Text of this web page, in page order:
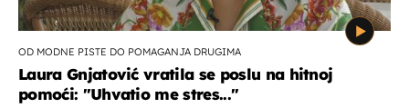
OD MODNE PISTE DO POMAGANJA DRUGIMA
Laura Gnjatović vratila se poslu na hitnoj
pomoći: "Uhvatio me stres..."